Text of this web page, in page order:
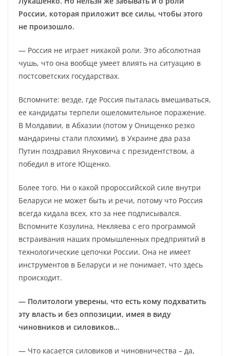
России, которая приложит все силы, чтобы этого
не произошло.
— Россия не играет никакой роли. Это абсолютная
чушь, что она вообще умеет влиять на ситуацию в
постсоветских государствах.
Вспомните: везде, где Россия пыталась вмешиваться,
ее кандидаты терпели ошеломительное поражение.
В Молдавии, в Абхазии (потом у Онищенко резко
мандарины стали плохими), в Украине два раза
Путин поздравил Януковича с президентством, а
победил в итоге Ющенко.
Более того. Ни о какой пророссийской силе внутри
Беларуси не может быть и речи, потому что Россия
всегда кидала всех, кто за нее подписывался.
Вспомните Козулина, Некляева с его программой
встраивания наших промышленных предприятий в
технологические цепочки России. Она не имеет
инструментов в Беларуси и не понимает, что здесь
происходит.
— Политологи уверены, что есть кому подхватить
эту власть и без оппозиции, имея в виду
чиновников и силовиков…
— Что касается силовиков и чиновничества – да,